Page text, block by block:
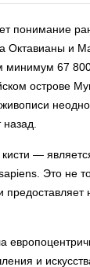
понимание
Октавианы и
минимум 67
острове
—
Это не
и